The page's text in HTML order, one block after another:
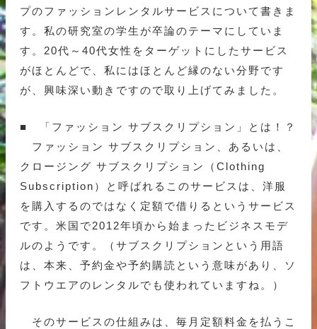
プのファッションレンタルサービスについて書きま
す。私の研究室の学生が卒論のテーマにしていま
す。20代～40代女性をターゲットにしたサービス
がほとんどで、私にはほとんど縁のない分野です
が、興味深い動きですので取り上げてみました。
■ 「ファッション サブスクリプション」とは！？
ファッション サブスクリプション、あるいは、
クロージング サブスクリプション（Clothing
Subscription）と呼ばれるこのサービスは、洋服
を購入するのではなく定額で借りるというサービス
です。米国で2012年頃から始まったビジネスモデ
ルのようです。（サブスクリプションという用語
は、本来、予約金や予約購読という意味があり、ソ
フトウエアのレンタルでも使われていますね。）
そのサービスの仕組みは、毎月定額料金を払うこ